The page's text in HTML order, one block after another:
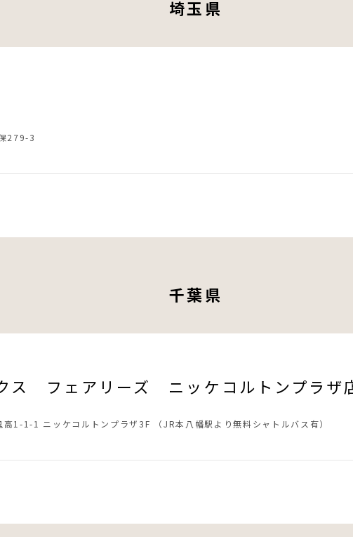
埼玉県
279-3
千葉県
ス フェアリーズ ニッケコルトンプラザ
1-1-1 ニッケコルトンプラザ3F （JR本八幡駅より無料シャトルバス有）